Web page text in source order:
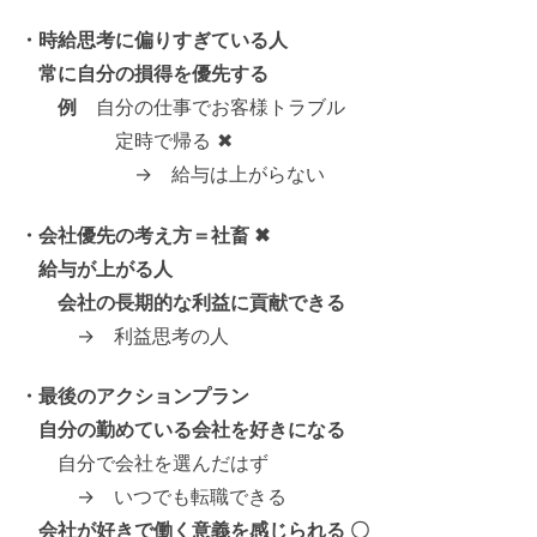
・時給思考に偏りすぎている人
常に自分の損得を優先する
例
自分の仕事でお客様トラブル
定時で帰る ✖
→ 給与は上がらない
・会社優先の考え方＝社畜 ✖
給与が上がる人
会社の長期的な利益に貢献できる
→ 利益思考の人
・最後のアクションプラン
自分の勤めている会社を好きになる
自分で会社を選んだはず
→ いつでも転職できる
会社が好きで働く意義を感じられる 〇